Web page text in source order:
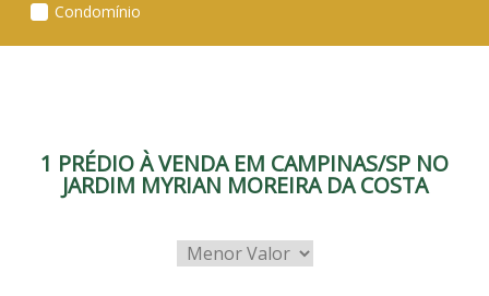
Condomínio
1 PRÉDIO À VENDA EM CAMPINAS/SP NO
JARDIM MYRIAN MOREIRA DA COSTA